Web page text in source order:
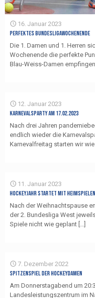
16. Januar 2023
Perfektes Bundesligawochenende
Die 1. Damen und 1. Herren
Wochenende die perfekte
Blau-Weiss-Damen
12. Januar 2023
Karnevalsparty am 17.02.2023
Nach drei Jahren
endlich wieder die
Karnevalfreitag starten wir
11. Januar 2023
Hockeyjahr startet mit Heimspielen
Nach der Weihnachtspause
der 2. Bundesliga West
Spiele nicht wie geplant […]
7. Dezember 2022
Spitzenspiel der Hockeydamen
Am Donnerstagabend um
Landesleistungszentrum im